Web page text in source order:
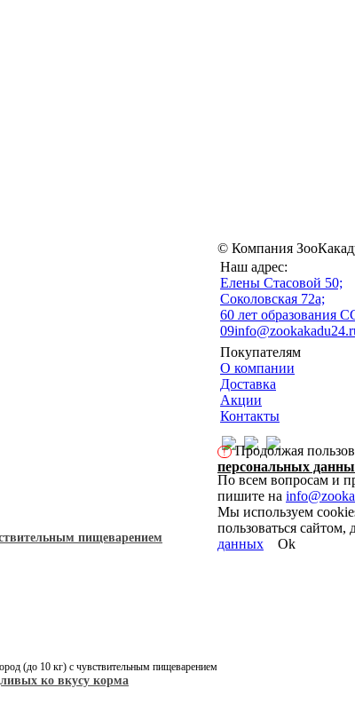
пищеварением
(до 10 кг) с чувствительным пищеварением
ко вкусу корма
© Компания
Наш адрес:
Eлены Стасовой 50;
Соколовская 72а;
60 лет образования
09
Покупателям
О компании
Доставка
Акции
Контакты
! Продолжая
персональных
По всем вопросам и
пишите на
Мы используем
пользоваться сайтом,
данных
Ok